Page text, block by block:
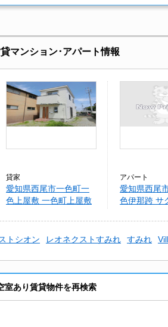
マンション･アパート情報
貸家
愛知県西尾市一色町一
色上屋敷 一色町上屋敷
アパート
愛知県西尾
色伊那跨 サ
トシオン レオネクストすみれ すみれ
室あり賃貸物件を再検索